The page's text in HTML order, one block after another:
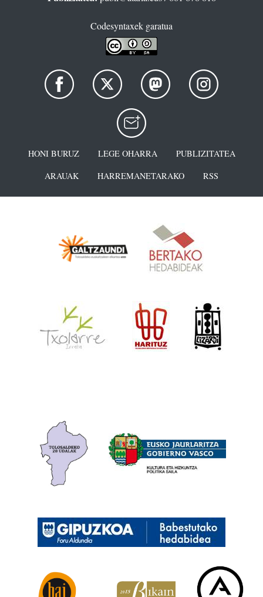
Codesyntaxek garatua
HONI BURUZ LEGE OHARRA
PUBLIZITATEA
ARAUAK
HARREMANETARAKO RSS